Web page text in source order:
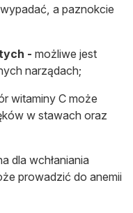
a paznokcie
- możliwe jest
narządach;
witaminy C może
w stawach oraz
dla wchłaniania
prowadzić do anemii